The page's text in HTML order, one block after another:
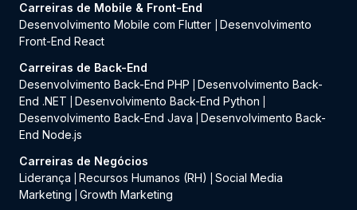
Carreiras de Mobile & Front-End
Desenvolvimento Mobile com Flutter
Desenvolvimento
Front-End React
Carreiras de Back-End
Desenvolvimento Back-End PHP
Desenvolvimento Back-
End .NET
Desenvolvimento Back-End Python
Desenvolvimento Back-End Java
Desenvolvimento Back-
End Node.js
Carreiras de Negócios
Liderança
Recursos Humanos (RH)
Social Media
Marketing
Growth Marketing